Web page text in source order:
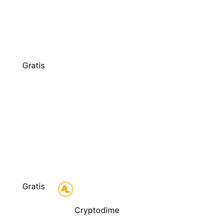
Gratis
Gratis
Cryptodime